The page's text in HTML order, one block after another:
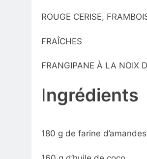
ROUGE CERISE,
FRAÎCHES
FRANGIPANE À LA NOIX
Ingrédients
180 g de farine d’amandes